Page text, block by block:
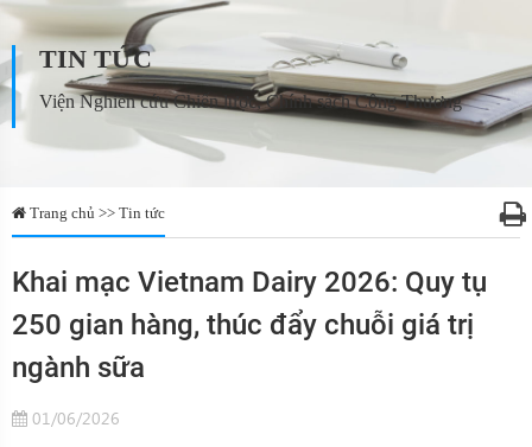
TIN TỨC
Viện Nghiên cứu Chiến lược, Chính sách Công Thương
Trang chủ >> Tin tức
Khai mạc Vietnam Dairy 2026: Quy tụ
250 gian hàng, thúc đẩy chuỗi giá trị
ngành sữa
01/06/2026